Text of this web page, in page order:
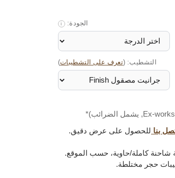
الجودة: i
التشطيب: (تعرف على التشطيبات)
بنا للحصول على عرض دقيق.
شاحنة كاملة/حاوية، حسب الموقع.
حجر مختلطة.